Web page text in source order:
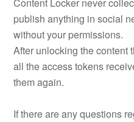
publish anything in social
without your permissions.
After unlocking the content
all the access tokens
them again.
If there are any questions